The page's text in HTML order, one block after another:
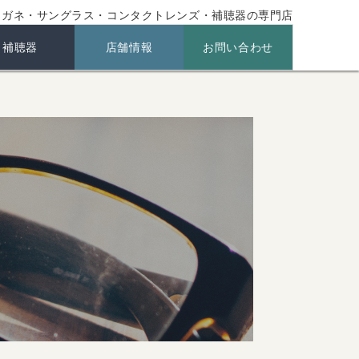
ネ・サングラス・コンタクトレンズ・補聴器の専門店
補聴器 店舗情報 お問い合わせ